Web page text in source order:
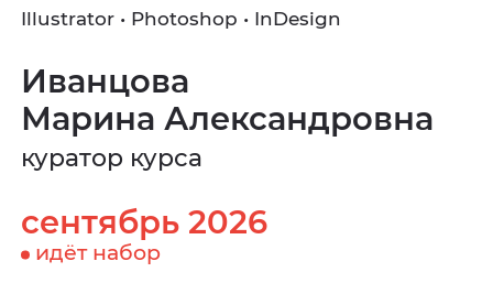
Illustrator • Photoshop • InDesign
Иванцова
Марина Александровна
куратор курса
сентябрь 2026
идёт набор